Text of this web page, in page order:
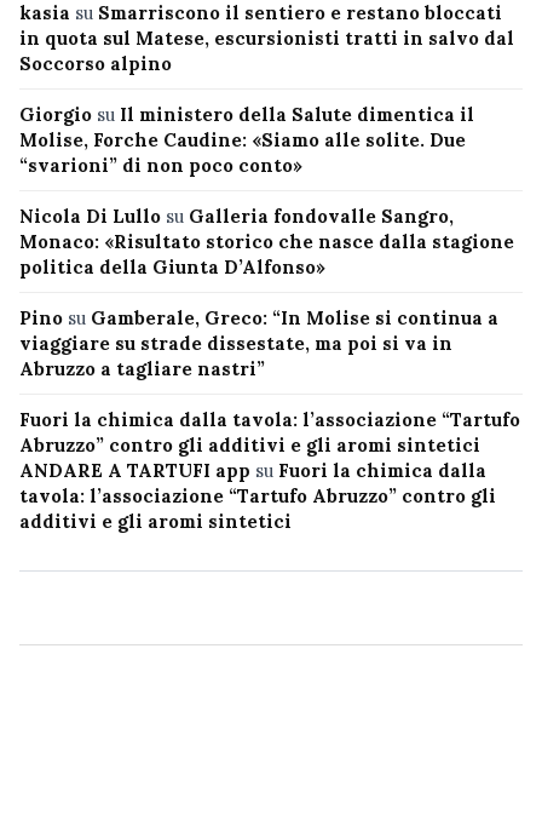
kasia su Smarriscono il sentiero e restano bloccati
in quota sul Matese, escursionisti tratti in salvo dal
Soccorso alpino
Giorgio su Il ministero della Salute dimentica il
Molise, Forche Caudine: «Siamo alle solite. Due
“svarioni” di non poco conto»
Nicola Di Lullo su Galleria fondovalle Sangro,
Monaco: «Risultato storico che nasce dalla stagione
politica della Giunta D’Alfonso»
Pino su Gamberale, Greco: “In Molise si continua a
viaggiare su strade dissestate, ma poi si va in
Abruzzo a tagliare nastri”
Fuori la chimica dalla tavola: l’associazione “Tartufo
Abruzzo” contro gli additivi e gli aromi sintetici
ANDARE A TARTUFI app su Fuori la chimica dalla
tavola: l’associazione “Tartufo Abruzzo” contro gli
additivi e gli aromi sintetici